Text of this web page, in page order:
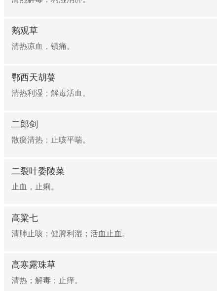
鹅观草
清热凉血，镇痛。
鄂西天胡荽
清热利湿；解毒活血。
二郎剑
散瘀清热；止咳平喘。
二裂叶委陵菜
止血，止痢。
高粱七
清肺止咳；健脾利湿；活血止血。
高寒露珠草
清热；解毒；止痒。